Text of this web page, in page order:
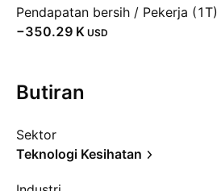
Pendapatan bersih / Pekerja (1T)
‪−350.29 K‬ USD
Butiran
Sektor
Teknologi Kesihatan